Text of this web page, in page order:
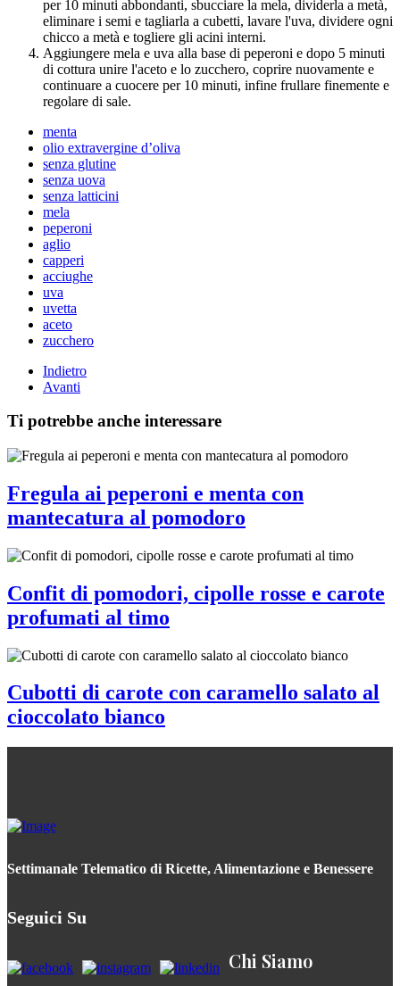
per 10 minuti abbondanti, sbucciare la mela, dividerla a metà,
eliminare i semi e tagliarla a cubetti, lavare l'uva, dividere ogni
chicco a metà e togliere gli acini interni.
Aggiungere mela e uva alla base di peperoni e dopo 5 minuti
di cottura unire l'aceto e lo zucchero, coprire nuovamente e
continuare a cuocere per 10 minuti, infine frullare finemente e
regolare di sale.
menta
olio extravergine d’oliva
senza glutine
senza uova
senza latticini
mela
peperoni
aglio
capperi
acciughe
uva
uvetta
aceto
zucchero
Indietro
Avanti
Ti potrebbe anche interessare
Fregula ai peperoni e menta con
mantecatura al pomodoro
Confit di pomodori, cipolle rosse e carote
profumati al timo
Cubotti di carote con caramello salato al
cioccolato bianco
Settimanale Telematico di Ricette, Alimentazione e Benessere
Seguici Su
Chi Siamo